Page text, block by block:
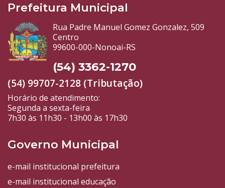
Prefeitura Municipal
Rua Padre Manuel Gomez Gonzalez, 509
Centro
99600-000-Nonoai-RS
(54) 3362-1270
(54) 99707-2128 (Tributação)
Horário de atendimento:
Segunda a sexta-feira
7h30 às 11h30 - 13h00 às 17h30
Governo Municipal
e-mail institucional prefeitura
e-mail institucional educação